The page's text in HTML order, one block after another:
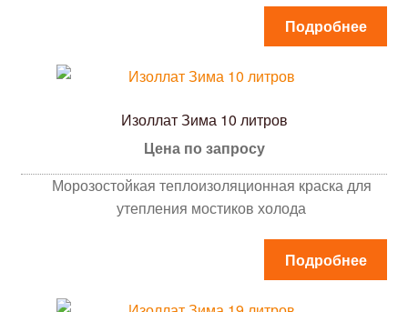
Подробнее
Изоллат Зима 10 литров
Цена по запросу
Морозостойкая теплоизоляционная краска для
утепления мостиков холода
Подробнее